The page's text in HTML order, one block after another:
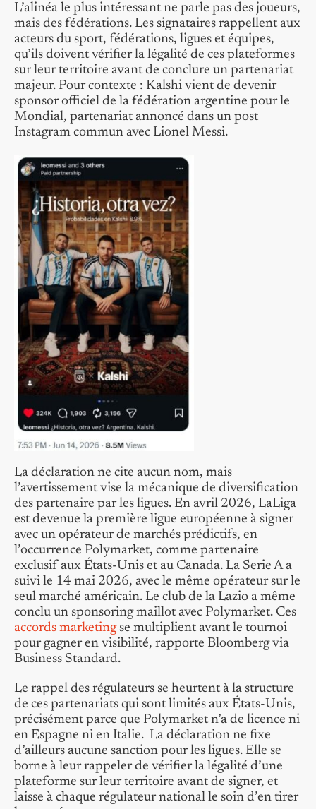
L’alinéa le plus intéressant ne parle pas des joueurs,
mais des fédérations. Les signataires rappellent aux
acteurs du sport, fédérations, ligues et équipes,
qu’ils doivent vérifier la légalité de ces plateformes
sur leur territoire avant de conclure un partenariat
majeur. Pour contexte : Kalshi vient de devenir
sponsor officiel de la fédération argentine pour le
Mondial, partenariat annoncé dans un post
Instagram commun avec Lionel Messi.
La déclaration ne cite aucun nom, mais
l’avertissement vise la mécanique de diversification
des partenaire par les ligues. En avril 2026, LaLiga
est devenue la première ligue européenne à signer
avec un opérateur de marchés prédictifs, en
l’occurrence Polymarket, comme partenaire
exclusif aux États-Unis et au Canada. La Serie A a
suivi le 14 mai 2026, avec le même opérateur sur le
seul marché américain. Le club de la Lazio a même
conclu un sponsoring maillot avec Polymarket. Ces
accords marketingse multiplient avant le tournoi
pour gagner en visibilité, rapporte Bloomberg via
Business Standard.
Le rappel des régulateurs se heurtent à la structure
de ces partenariats qui sont limités aux États-Unis,
précisément parce que Polymarket n’a de licence ni
en Espagne ni en Italie. La déclaration ne fixe
d’ailleurs aucune sanction pour les ligues. Elle se
borne à leur rappeler de vérifier la légalité d’une
plateforme sur leur territoire avant de signer, et
laisse à chaque régulateur national le soin d’en tirer